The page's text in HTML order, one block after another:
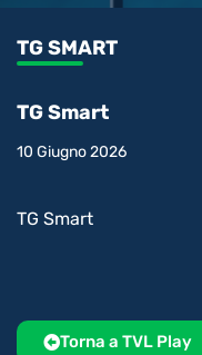
l’audio1.91%
TG SMART
TG Smart
10 Giugno 2026
TG Smart
Torna a TVL Play